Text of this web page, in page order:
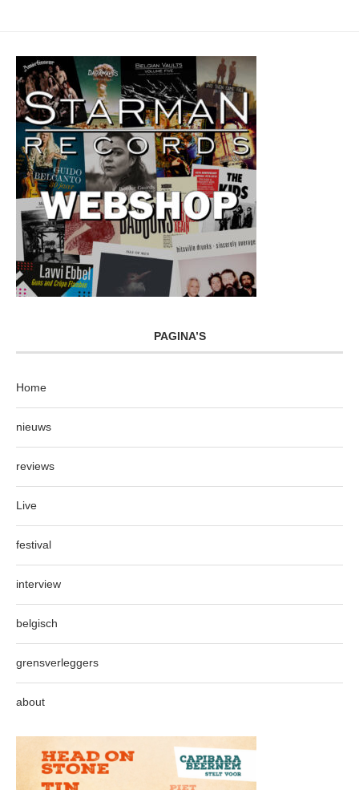
PAGINA’S
Home
nieuws
reviews
Live
festival
interview
belgisch
grensverleggers
about